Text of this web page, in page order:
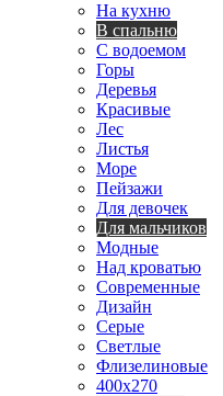
На кухню
В спальню
С водоемом
Горы
Деревья
Красивые
Лес
Листья
Море
Пейзажи
Для девочек
Для мальчиков
Модные
Над кроватью
Современные
Дизайн
Серые
Светлые
Флизелиновые
400х270